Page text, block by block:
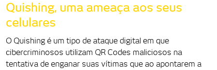
Quishing, uma ameaça aos seus
celulares
O Quishing é um tipo de ataque digital em que
cibercriminosos utilizam QR Codes maliciosos na
tentativa de enganar suas vítimas que ao apontarem a